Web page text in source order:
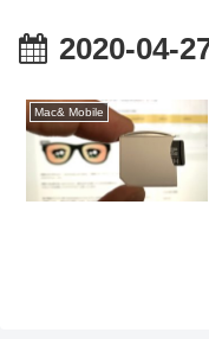
2020-04-
Mac& Mobile